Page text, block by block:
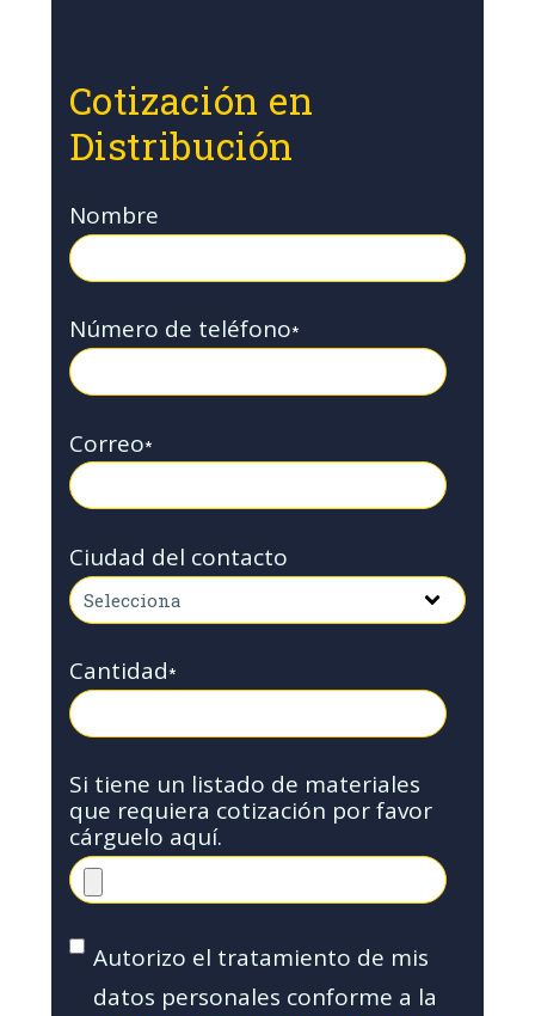
Cotización en
Distribución
Nombre
Número de teléfono*
Correo*
Ciudad del contacto
Cantidad*
Si tiene un listado de materiales
que requiera cotización por favor
cárguelo aquí.
Autorizo el tratamiento de mis
datos personales conforme a la